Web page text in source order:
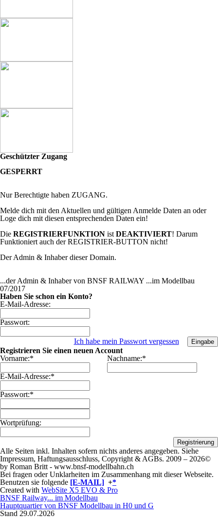
Geschützter Zugang
GESPERRT
Nur Berechtigte haben ZUGANG.
Melde dich mit den Aktuellen und gültigen Anmelde Daten an oder
Loge dich mit diesen entsprechenden Daten ein!
Die REGISTRIERFUNKTION ist DEAKTIVIERT! Darum
Funktioniert auch der REGISTRIER-BUTTON nicht!
Der Admin & Inhaber dieser Domain.
...der Admin & Inhaber von BNSF RAILWAY ...im Modellbau
07/2017
Haben Sie schon ein Konto?
E-Mail-Adresse:
Passwort:
Ich habe mein Passwort vergessen
Registrieren Sie einen neuen Account
Vorname:* Nachname:*
E-Mail-Adresse:*
Passwort:*
Wortprüfung:
Alle Seiten inkl. Inhalten sofern nichts anderes angegeben. Siehe
Impressum, Haftungsausschluss, Copyright & AGBs. 2009 – 2026©
by Roman Britt - www.bnsf-modellbahn.ch
Bei fragen oder Unklarheiten im Zusammenhang mit dieser Webseite.
Benutzen sie folgende [E-MAIL] +*
Created with WebSite X5 EVO & Pro
BNSF Railway... im Modellbau
Hauptquartier von BNSF Modellbau in H0 und G
Stand 29.07.2026